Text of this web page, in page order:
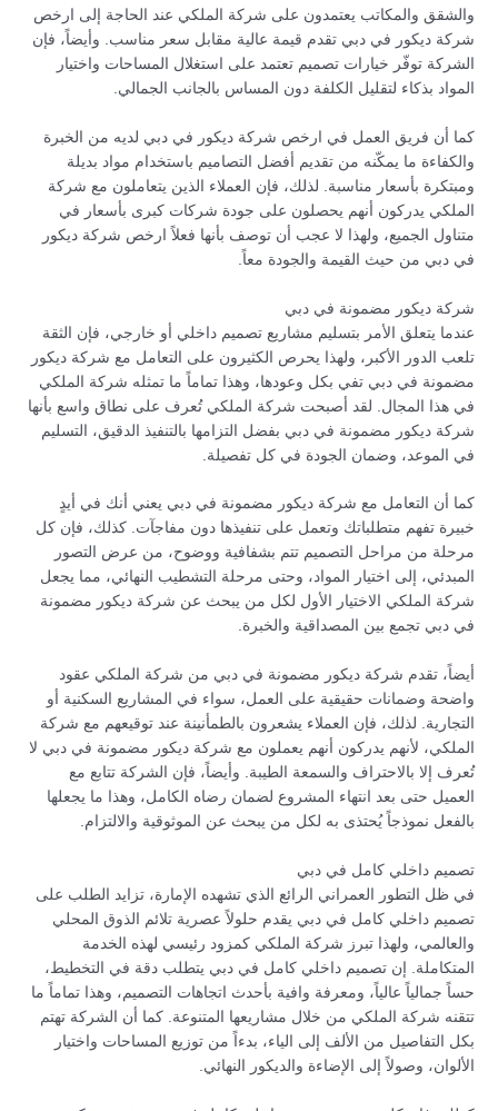
والشقق والمكاتب يعتمدون على شركة الملكي عند الحاجة إلى ارخص
شركة ديكور في دبي تقدم قيمة عالية مقابل سعر مناسب. وأيضاً، فإن
الشركة توفّر خيارات تصميم تعتمد على استغلال المساحات واختيار
المواد بذكاء لتقليل الكلفة دون المساس بالجانب الجمالي.
كما أن فريق العمل في ارخص شركة ديكور في دبي لديه من الخبرة
والكفاءة ما يمكّنه من تقديم أفضل التصاميم باستخدام مواد بديلة
ومبتكرة بأسعار مناسبة. لذلك، فإن العملاء الذين يتعاملون مع شركة
الملكي يدركون أنهم يحصلون على جودة شركات كبرى بأسعار في
متناول الجميع، ولهذا لا عجب أن توصف بأنها فعلاً ارخص شركة ديكور
في دبي من حيث القيمة والجودة معاً.
شركة ديكور مضمونة في دبي
عندما يتعلق الأمر بتسليم مشاريع تصميم داخلي أو خارجي، فإن الثقة
تلعب الدور الأكبر، ولهذا يحرص الكثيرون على التعامل مع شركة ديكور
مضمونة في دبي تفي بكل وعودها، وهذا تماماً ما تمثله شركة الملكي
في هذا المجال. لقد أصبحت شركة الملكي تُعرف على نطاق واسع بأنها
شركة ديكور مضمونة في دبي بفضل التزامها بالتنفيذ الدقيق، التسليم
في الموعد، وضمان الجودة في كل تفصيلة.
كما أن التعامل مع شركة ديكور مضمونة في دبي يعني أنك في أيدٍ
خبيرة تفهم متطلباتك وتعمل على تنفيذها دون مفاجآت. كذلك، فإن كل
مرحلة من مراحل التصميم تتم بشفافية ووضوح، من عرض التصور
المبدئي، إلى اختيار المواد، وحتى مرحلة التشطيب النهائي، مما يجعل
شركة الملكي الاختيار الأول لكل من يبحث عن شركة ديكور مضمونة
في دبي تجمع بين المصداقية والخبرة.
أيضاً، تقدم شركة ديكور مضمونة في دبي من شركة الملكي عقود
واضحة وضمانات حقيقية على العمل، سواء في المشاريع السكنية أو
التجارية. لذلك، فإن العملاء يشعرون بالطمأنينة عند توقيعهم مع شركة
الملكي، لأنهم يدركون أنهم يعملون مع شركة ديكور مضمونة في دبي لا
تُعرف إلا بالاحتراف والسمعة الطيبة. وأيضاً، فإن الشركة تتابع مع
العميل حتى بعد انتهاء المشروع لضمان رضاه الكامل، وهذا ما يجعلها
بالفعل نموذجاً يُحتذى به لكل من يبحث عن الموثوقية والالتزام.
تصميم داخلي كامل في دبي
في ظل التطور العمراني الرائع الذي تشهده الإمارة، تزايد الطلب على
تصميم داخلي كامل في دبي يقدم حلولاً عصرية تلائم الذوق المحلي
والعالمي، ولهذا تبرز شركة الملكي كمزود رئيسي لهذه الخدمة
المتكاملة. إن تصميم داخلي كامل في دبي يتطلب دقة في التخطيط،
حساً جمالياً عالياً، ومعرفة وافية بأحدث اتجاهات التصميم، وهذا تماماً ما
تتقنه شركة الملكي من خلال مشاريعها المتنوعة. كما أن الشركة تهتم
بكل التفاصيل من الألف إلى الياء، بدءاً من توزيع المساحات واختيار
الألوان، وصولاً إلى الإضاءة والديكور النهائي.